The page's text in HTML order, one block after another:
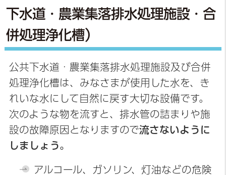
下水道・農業集落排水処理施設・合
併処理浄化槽）
公共下水道・農業集落排水処理施設及び合併
処理浄化槽は、みなさまが使用した水を、き
れいな水にして自然に戻す大切な設備です。
次のような物を流すと、排水管の詰まりや施
設の故障原因となりますので流さないように
しましょう。
アルコール、ガソリン、灯油などの危険